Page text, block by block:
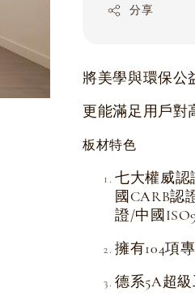
分享
將美學與環保公
更能滿足用戶對
板材特色
七大權威認
國CARB認
證/中國
擁有104項
德系5A超